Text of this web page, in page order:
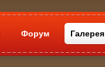
Форум Галерея